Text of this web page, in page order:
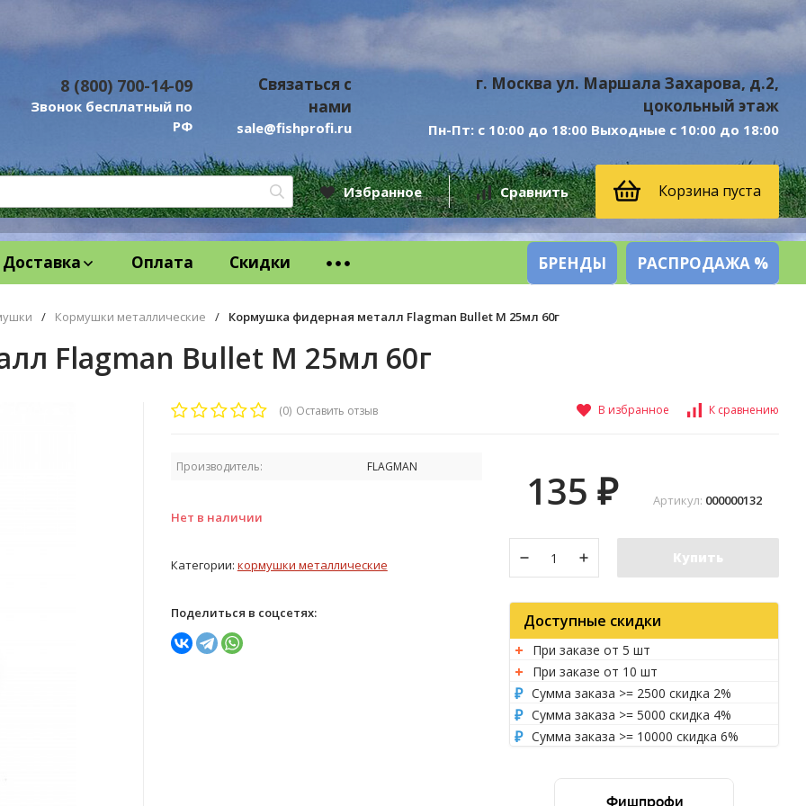
8 (800) 700-14-09
Звонок бесплатный по
РФ
Связаться с
нами
sale@fishprofi.ru
г. Москва ул. Маршала Захарова, д.2,
цокольный этаж
Пн-Пт: с 10:00 до 18:00 Выходные с 10:00 до 18:00
Избранное Сравнить Корзина пуста
Доставка Оплата Скидки БРЕНДЫ РАСПРОДАЖА %
/ Кормушки металлические / Кормушка фидерная металл Flagman Bullet M 25мл 60г
Flagman Bullet M 25мл 60г
(0) Оставить отзыв В избранное К сравнению
Производитель: FLAGMAN
Нет в наличии
Категории: кормушки металлические
Поделиться в соцсетях:
Артикул: 000000132
135 ₽
Купить
Доступные скидки
При заказе от 5 шт
При заказе от 10 шт
Сумма заказа >= 2500 скидка 2%
Сумма заказа >= 5000 скидка 4%
Сумма заказа >= 10000 скидка 6%